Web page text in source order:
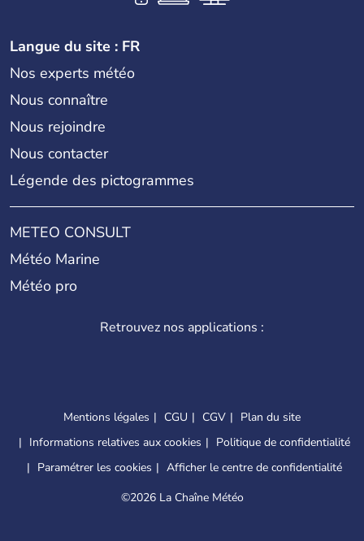
Langue du site : FR
Nos experts météo
Nous connaître
Nous rejoindre
Nous contacter
Légende des pictogrammes
METEO CONSULT
Météo Marine
Météo pro
Retrouvez nos applications :
Mentions légales CGU CGV
Plan du site
Informations relatives aux cookies
Politique de confidentialité
Paramétrer les cookies
Afficher le centre de confidentialité
©2026 La Chaîne Météo